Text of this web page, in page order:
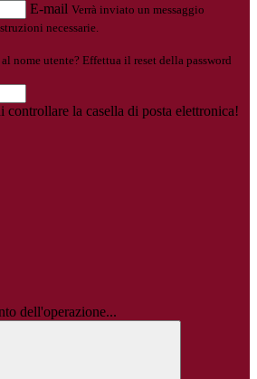
E-mail Verrà inviato un messaggio
necessarie.
nome utente? Effettua il reset della password
controllare la casella di posta elettronica!
dell'operazione...